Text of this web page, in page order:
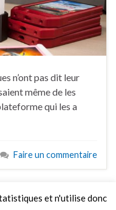
n’ont pas dit leur
même de les
qui les a
Faire un commentaire
et n'utilise donc